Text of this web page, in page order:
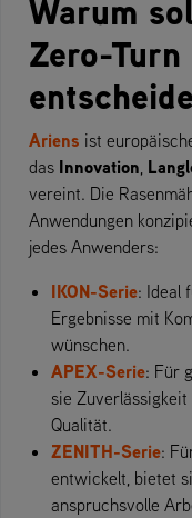
Warum
Zero-
Ariens ist
das Innovation,
vereint. Die
Anwendungen
jedes Anwenders:
IKON-Serie: Ideal
Ergebnisse mit
wünschen.
APEX-Serie: Für
sie
Qualität.
ZENITH-Serie:
entwickelt, bietet
anspruchsvolle